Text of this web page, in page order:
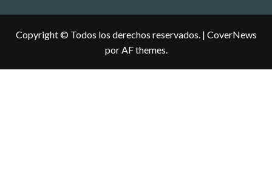
Copyright © Todos los derechos reservados. | CoverNews
por AF themes.